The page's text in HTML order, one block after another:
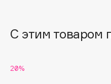
Beautyblades
НОВИНКА
С этим товаром
20%